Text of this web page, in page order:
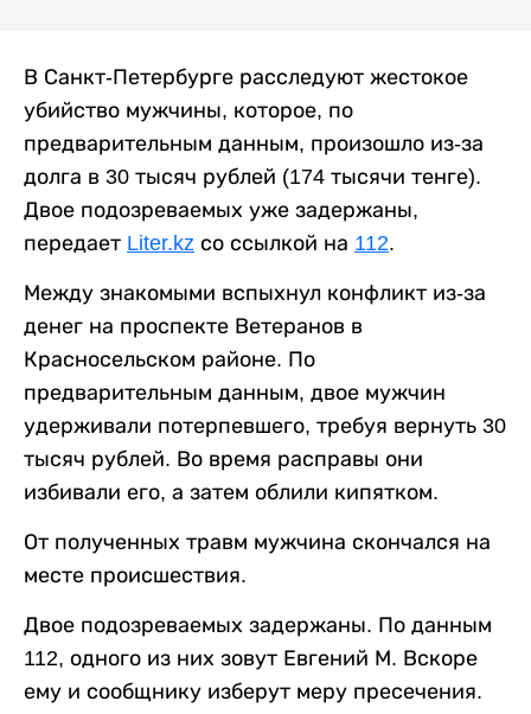
В Санкт-Петербурге расследуют жестокое
убийство мужчины, которое, по
предварительным данным, произошло из-за
долга в 30 тысяч рублей (174 тысячи тенге).
Двое подозреваемых уже задержаны,
передает Liter.kz со ссылкой на 112.
Между знакомыми вспыхнул конфликт из-за
денег на проспекте Ветеранов в
Красносельском районе. По
предварительным данным, двое мужчин
удерживали потерпевшего, требуя вернуть 30
тысяч рублей. Во время расправы они
избивали его, а затем облили кипятком.
От полученных травм мужчина скончался на
месте происшествия.
Двое подозреваемых задержаны. По данным
112, одного из них зовут Евгений М. Вскоре
ему и сообщнику изберут меру пресечения.